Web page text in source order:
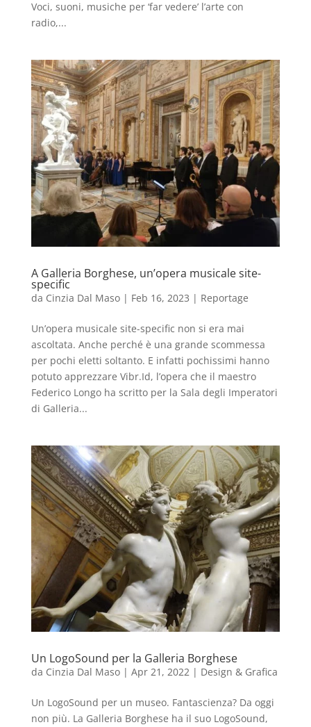
Voci, suoni, musiche per ‘far vedere’ l’arte con
radio,...
A Galleria Borghese, un’opera musicale site-
specific
da Cinzia Dal Maso| Feb 16, 2023 | Reportage
Un’opera musicale site-specific non si era mai
ascoltata. Anche perché è una grande scommessa
per pochi eletti soltanto. E infatti pochissimi hanno
potuto apprezzare Vibr.Id, l’opera che il maestro
Federico Longo ha scritto per la Sala degli Imperatori
di Galleria...
Un LogoSound per la Galleria Borghese
da Cinzia Dal Maso| Apr 21, 2022| Design & Grafica
Un LogoSound per un museo. Fantascienza? Da oggi
non più. La Galleria Borghese ha il suo LogoSound,